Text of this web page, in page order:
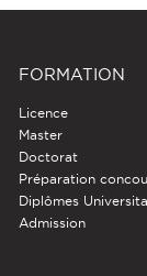
FORMATION
Licence
Master
Doctorat
Préparation
Diplômes
Admission